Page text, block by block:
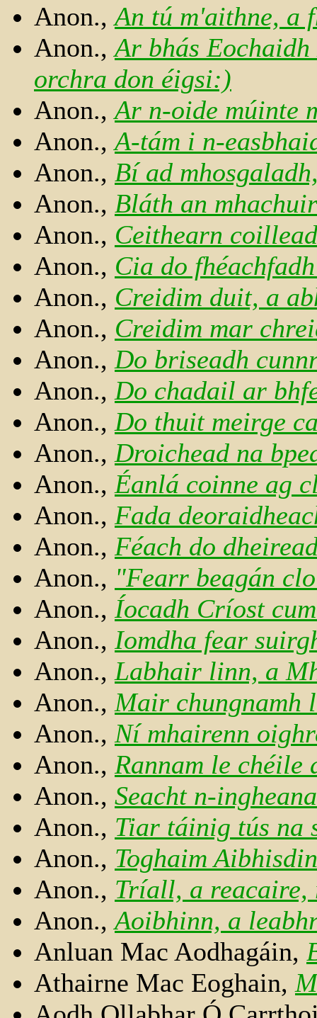
Anon.,An tú m'aithne, a
Anon.,Ar bhás
orchra don éigsi:)
Anon.,Ar n-oide múinte
Anon.,A-tám i n-
Anon., Bí ad
Anon., Bláth an
Anon., Ceithearn
Anon., Cia do
Anon., Creidim duit, a
Anon., Creidim mar
Anon., Do briseadh
Anon., Do chadail ar
Anon., Do thuit meirge
Anon., Droichead na
Anon., Éanlá coinne ag
Anon., Fada
Anon., Féach do
Anon., "Fearr beagán
Anon., Íocadh Críost
Anon., Iomdha fear
Anon., Labhair linn, a
Anon., Mair chungnamh
Anon., Ní mhairenn
Anon., Rannam le
Anon., Seacht n-
Anon., Tiar táinig tús na
Anon., Toghaim
Anon., Tríall, a reacaire,
Anon.,Aoibhinn, a
Anluan Mac Aodhagáin,
Athairne Mac Eoghain,